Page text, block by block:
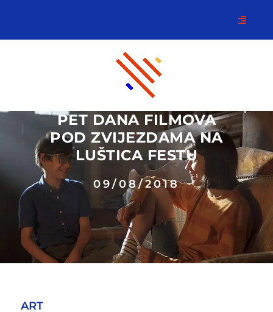
PET DANA FILMOVA
POD ZVIJEZDAMA NA
LUŠTICA FESTU
09/08/2018
ART